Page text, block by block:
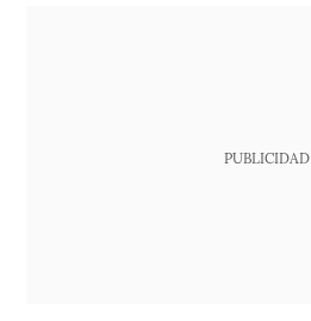
PUBLICIDAD